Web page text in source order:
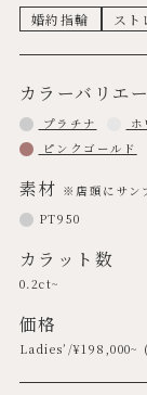
婚約指輪 スト
カラーバリエ
プラチナ
ピンクゴールド
素材 ※店頭にサン
PT950
カラット数
0.2ct~
価格
Ladies’/¥198,000~